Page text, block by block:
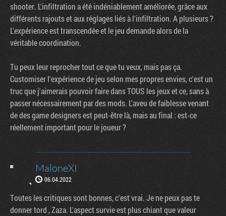
shooter. L'infiltration a été indéniablement améliorée, grâce aux
différents rajouts et aux réglages liés à l'infiltration. A plusieurs ?
L'expérience est transcendée et le jeu demande alors de la
véritable coordination.
Tu peux leur reprocher tout ce que tu veux, mais pas ça.
Customiser l'expérience de jeu selon mes propres envies, c'est un
truc que j'aimerais pouvoir faire dans TOUS les jeux et ce, sans à
passer nécessairement par des mods. L'aveu de faiblesse venant
de des game designers est peut-être là, mais au final : est-ce
réellement important pour le joueur ?
MaloneXI
06.04.2022
Toutes les critiques sont bonnes, c'est vrai. Je ne peux pas te
donner tord , Zaza. L'aspect survie est plus chiant que valeur